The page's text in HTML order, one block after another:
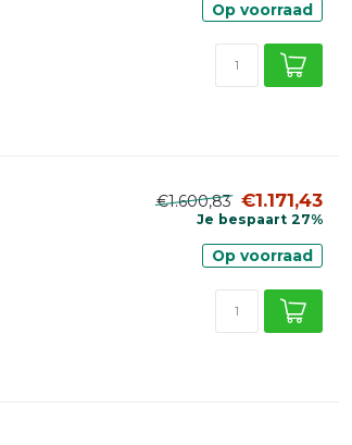
Op voorraad
€1.600,83 €1.171,43
Je bespaart 27%
Op voorraad